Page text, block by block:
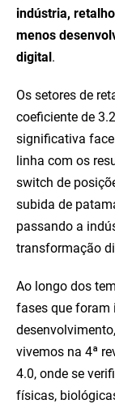
indústria,
menos
digital.
Os setores de
coeficiente de
significativa
linha com os
switch de
subida de
passando a
transformação
Ao longo dos
fases que foram
vivemos na 4ª
4.0, onde se
físicas,